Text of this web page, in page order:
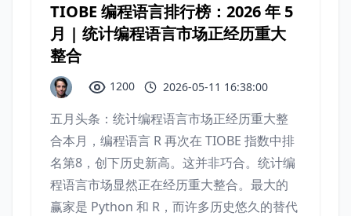
TIOBE 编程语言排行榜：2026 年 5
月 | 统计编程语言市场正经历重大
整合
1200 2026-05-11 16:38:00
五月头条：统计编程语言市场正经历重大整
合本月，编程语言 R 再次在 TIOBE 指数中排
名第8，创下历史新高。这并非巧合。统计编
程语言市场显然正在经历重大整合。最大的
赢家是 Python 和 R，而许多历史悠久的替代